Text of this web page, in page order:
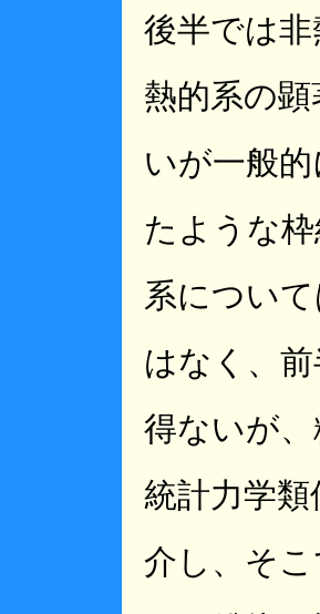
後半では
熱的系の
いが一般
たような
系につい
はなく、
得ないが
統計力学
介し、そ